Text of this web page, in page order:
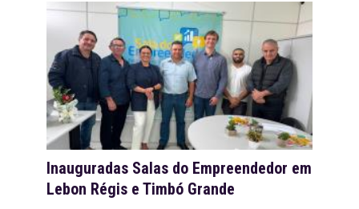
Inauguradas Salas do Empreendedor em
Lebon Régis e Timbó Grande